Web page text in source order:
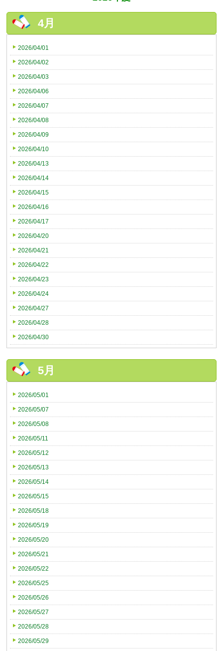
4月
2026/04/01
2026/04/02
2026/04/03
2026/04/06
2026/04/07
2026/04/08
2026/04/09
2026/04/10
2026/04/13
2026/04/14
2026/04/15
2026/04/16
2026/04/17
2026/04/20
2026/04/21
2026/04/22
2026/04/23
2026/04/24
2026/04/27
2026/04/28
2026/04/30
5月
2026/05/01
2026/05/07
2026/05/08
2026/05/11
2026/05/12
2026/05/13
2026/05/14
2026/05/15
2026/05/18
2026/05/19
2026/05/20
2026/05/21
2026/05/22
2026/05/25
2026/05/26
2026/05/27
2026/05/28
2026/05/29